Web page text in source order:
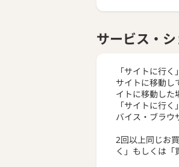
サービス・
「サイトに行
サイトに移動し
イトに移動した
「サイトに行
バイス・ブラウ
2回以上同じお
く」もしくは「